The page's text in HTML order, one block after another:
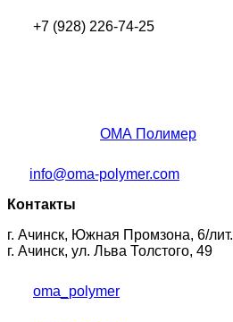
+7 (928) 226-74-25
ОМА Полимер
info@oma-polymer.com
Контакты
г. Ачинск, Южная Промзона, 6/
г. Ачинск, ул. Льва Толстого, 49
oma_polymer